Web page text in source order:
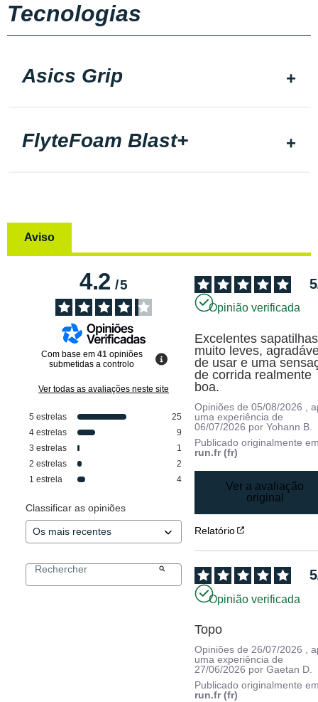
Tecnologias
Asics Grip
FlyteFoam Blast+
Aviso
4.2/5
Com base em 41 opiniões
submetidas a controlo
Ver todas as avaliações neste site
5 estrelas
25
4 estrelas
9
3 estrelas
1
2 estrelas
2
1 estrela 4
Classificar as opiniões
5
Opinião verificada
Excelentes
muito leves,
de usar e uma
de corrida realmente
boa.
Opiniões de05/08/2026
,
uma experiência de
06/07/2026 porYohann B.
Publicado originalmente
run.fr (fr)
Ver a avaliação
original
Relatório
5
Opinião verificada
Topo
Opiniões de 26/07/2026
,
uma experiência de
27/06/2026 porGaetan D.
Publicado originalmente
run.fr (fr)